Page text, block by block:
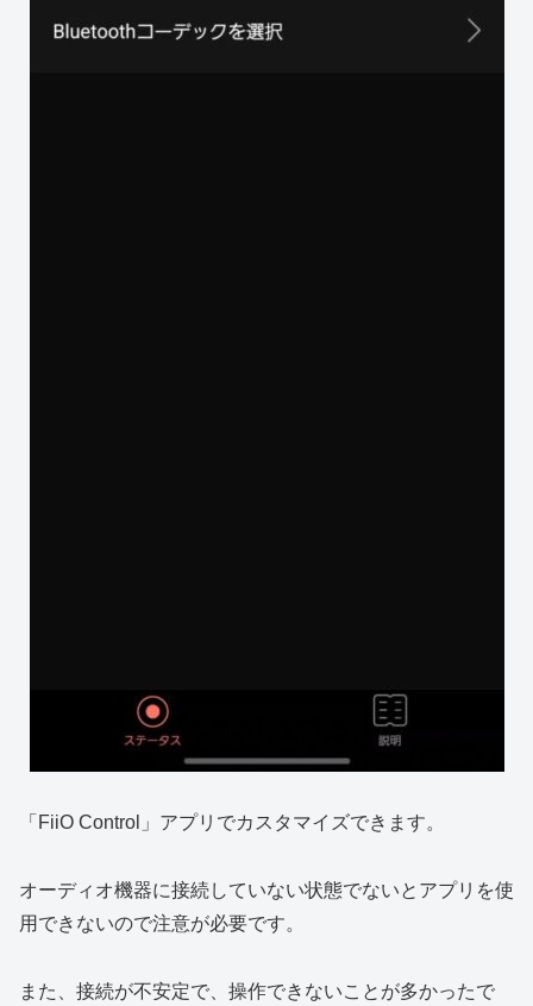
「FiiO Control」アプリでカスタマイズできます。
オーディオ機器に接続していない状態でないとアプリを使
用できないので注意が必要です。
また、接続が不安定で、操作できないことが多かったで